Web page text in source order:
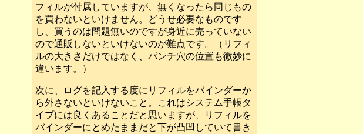
フィルが付属していますが、無くなったら同じもの
を買わないといけません。どうせ必要なものです
し、買うのは問題無いのですが身近に売っていない
ので通販しないといけないのが難点です。（リフィ
ルの大きさだけではなく、パンチ穴の位置も微妙に
違います。）
次に、ログを記入する度にリフィルをバインダーか
ら外さないといけないこと。これはシステム手帳タ
イプには良くあることだと思いますが、リフィルを
バインダーにとめたままだと下が凸凹していて書き